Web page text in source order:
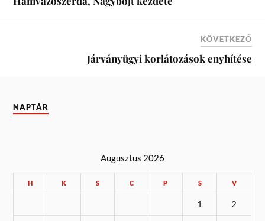
KÖVETKEZŐ
Járványügyi korlátozások enyhítése
NAPTÁR
Augusztus 2026
H K S C P S V
1 2